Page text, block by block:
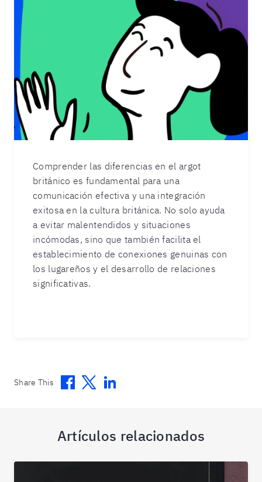
Comprender las diferencias en el argot
británico es fundamental para una
comunicación efectiva y una integración
exitosa en la cultura británica. No solo ayuda
a evitar malentendidos y situaciones
incómodas, sino que también facilita el
establecimiento de conexiones genuinas con
los lugareños y el desarrollo de relaciones
significativas.
Share This Facebook
TwitterLinkedin
Artículos relacionados